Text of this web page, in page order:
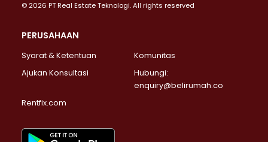
© 2026 PT Real Estate Teknologi. All rights reserved
PERUSAHAAN
Syarat & Ketentuan
Komunitas
Ajukan Konsultasi
Hubungi:
enquiry@belirumah.co
Rentfix.com